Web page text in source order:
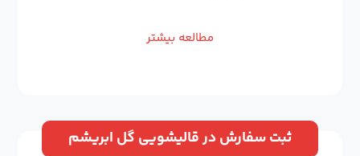
مطالعه بیشتر
ثبت سفارش در قالیشویی گل ابریشم